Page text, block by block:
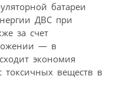
батареи
ДВС при
за счет
— в
экономия
токсичных веществ в